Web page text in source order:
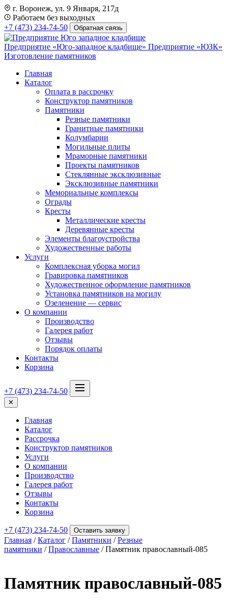
г. Воронеж, ул. 9 Января, 217д
Работаем без выходных
+7 (473) 234-74-50
Обратная связь
Предприятие «Юго-западное кладбище» Предприятие «ЮЗК»
Изготовление памятников
Главная
Каталог
Оплата в рассрочку
Конструктор памятников
Памятники
Резные памятники
Гранитные памятники
Колумбарии
Могильные плиты
Мраморные памятники
Проекты памятников
Стеклянные эксклюзивные
Эксклюзивные памятники
Мемориальные комплексы
Ограды
Кресты
Металлические кресты
Деревянные кресты
Элементы благоустройства
Художественные работы
Услуги
Комплексная уборка могил
Гравировка памятников
Художественное оформление памятников
Установка памятников на могилу
Озеленение — сервис
О компании
Производство
Галерея работ
Отзывы
Порядок оплаты
Контакты
Корзина
+7 (473) 234-74-50
✕
Главная
Каталог
Рассрочка
Конструктор памятников
Услуги
О компании
Производство
Галерея работ
Отзывы
Контакты
Корзина
+7 (473) 234-74-50 Оставить заявку
Главная /Каталог /Памятники /Резные
памятники /Православные / Памятник православный-085
Памятник православный-085